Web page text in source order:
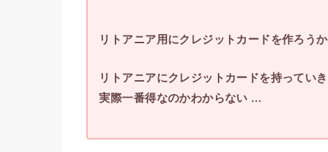
リトアニア用にクレジットカードを作ろう
リトアニアにクレジットカードを持ってい
実際一番得なのかわからない …